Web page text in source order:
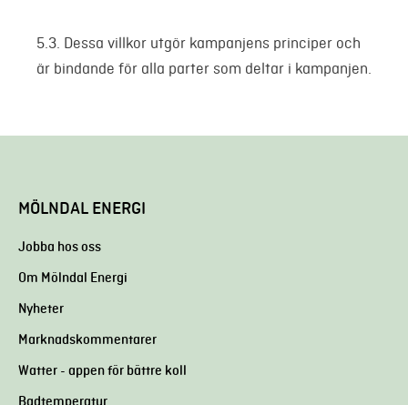
5.3. Dessa villkor utgör kampanjens principer och
är bindande för alla parter som deltar i kampanjen.
MÖLNDAL ENERGI
Jobba hos oss
Om Mölndal Energi
Nyheter
Marknadskommentarer
Watter - appen för bättre koll
Badtemperatur